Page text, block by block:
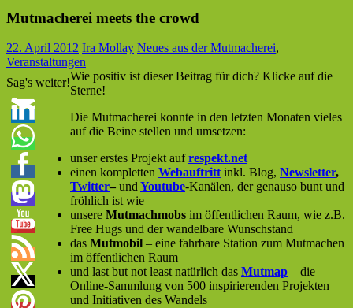
Mutmacherei meets the crowd
22. April 2012 Ira Mollay Neues aus der Mutmacherei,
Veranstaltungen
Sag's weiter!Wie positiv ist dieser Beitrag für dich? Klicke auf die
Sterne!
Die Mutmacherei konnte in den letzten Monaten vieles
auf die Beine stellen und umsetzen:
unser erstes Projekt aufrespekt.net
einen kompletten Webauftrittinkl. Blog, Newsletter,
Twitter– undYoutube-Kanälen, der genauso bunt und
fröhlich ist wie
unsere Mutmachmobs im öffentlichen Raum, wie z.B.
Free Hugs und der wandelbare Wunschstand
das Mutmobil – eine fahrbare Station zum Mutmachen
im öffentlichen Raum
und last but not least natürlich das Mutmap – die
Online-Sammlung von 500 inspirierenden Projekten
und Initiativen des Wandels